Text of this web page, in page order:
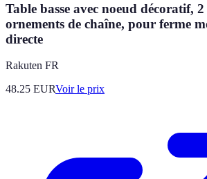
Table basse avec noeud décoratif,
ornements de chaîne, pour ferme
directe
Rakuten FR
48.25 EURVoir le prix